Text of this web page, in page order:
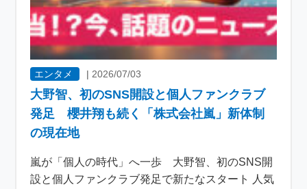
エンタメ | 2026/07/03
大野智、初のSNS開設と個人ファンクラブ
発足 櫻井翔も続く「株式会社嵐」新体制
の現在地
嵐が「個人の時代」へ一歩 大野智、初のSNS開
設と個人ファンクラブ発足で新たなスタート 人気